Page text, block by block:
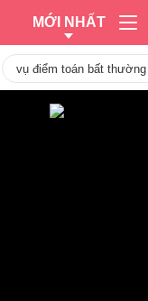
MỚI NHẤT
vụ điểm toán bất